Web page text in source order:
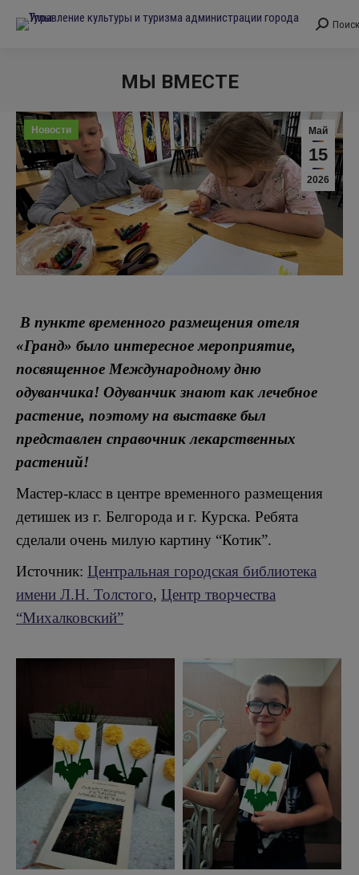
Поиск:
Поиск
МЫ ВМЕСТЕ
Май
15
2026
Новости
В пункте временного размещения отеля
«Гранд» было интересное мероприятие,
посвященное Международному дню
одуванчика! Одуванчик знают как лечебное
растение, поэтому на выставке был
представлен справочник лекарственных
растений!
Мастер-класс в центре временного размещения
детишек из г. Белгорода и г. Курска. Ребята
сделали очень милую картину “Котик”.
Источник: Центральная городская библиотека
имени Л.Н. Толстого, Центр творчества
“Михалковский”